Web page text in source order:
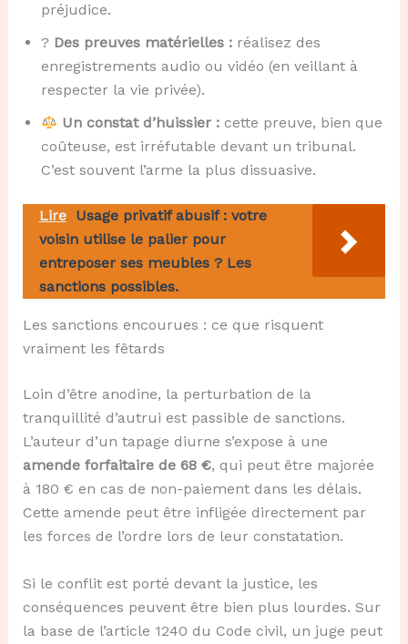
préjudice.
? Des preuves matérielles :réalisez des
enregistrements audio ou vidéo (en veillant à
respecter la vie privée).
Un constat d’huissier :cette preuve, bien que
coûteuse, est irréfutable devant un tribunal.
C’est souvent l’arme la plus dissuasive.
Lire Usage privatif abusif : votre
voisin utilise le palier pour
entreposer ses meubles ? Les
sanctions possibles.
Les sanctions encourues : ce que risquent
vraiment les fêtards
Loin d’être anodine, la perturbation de la
tranquillité d’autrui est passible de sanctions.
L’auteur d’un tapage diurne s’expose à une
amende forfaitaire de 68 €, qui peut être majorée
à 180 € en cas de non-paiement dans les délais.
Cette amende peut être infligée directement par
les forces de l’ordre lors de leur constatation.
Si le conflit est porté devant la justice, les
conséquences peuvent être bien plus lourdes. Sur
la base de l’article 1240 du Code civil, un juge peut